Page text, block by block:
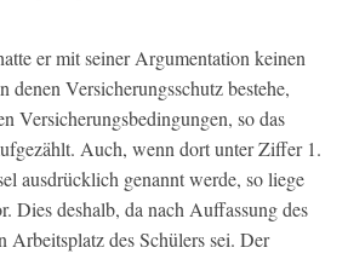
er mit seiner Argumentation keinen
denen Versicherungsschutz bestehe,
Versicherungsbedingungen, so das
Auch, wenn dort unter Ziffer 1.
ausdrücklich genannt werde, so liege
Dies deshalb, da nach Auffassung des
Arbeitsplatz des Schülers sei. Der